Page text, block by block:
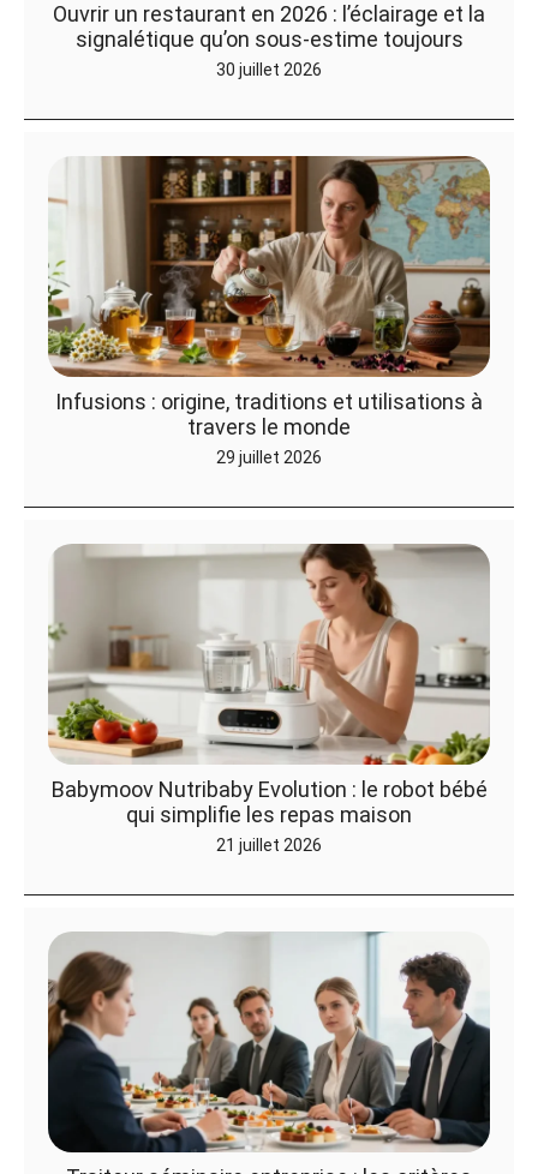
Ouvrir un restaurant en 2026 : l’éclairage et la
signalétique qu’on sous-estime toujours
30 juillet 2026
Infusions : origine, traditions et utilisations à
travers le monde
29 juillet 2026
Babymoov Nutribaby Evolution : le robot bébé
qui simplifie les repas maison
21 juillet 2026